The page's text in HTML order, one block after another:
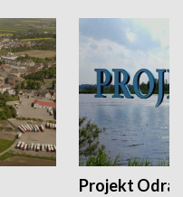
Projekt Odra